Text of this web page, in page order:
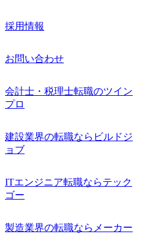
採用情報
お問い合わせ
会計士・税理士転職のツイン
プロ
建設業界の転職ならビルドジ
ョブ
ITエンジニア転職ならテック
ゴー
製造業界の転職ならメーカー